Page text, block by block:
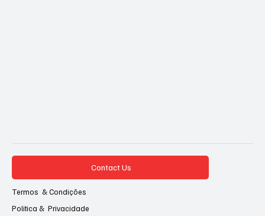
Contact Us
Termos & Condições
Politica & Privacidade